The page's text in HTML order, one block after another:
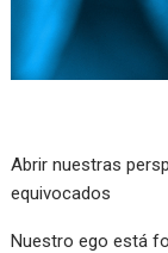
Abrir nuestras
equivocados
Nuestro ego está